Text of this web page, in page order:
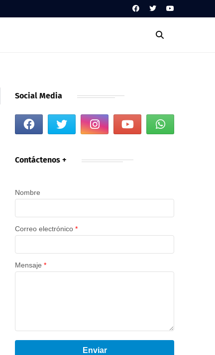
Social Media
Contáctenos +
Nombre
Correo electrónico *
Mensaje *
Enviar